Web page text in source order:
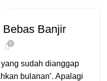
Bebas Banjir
0
sudah dianggap
bulanan’. Apalagi